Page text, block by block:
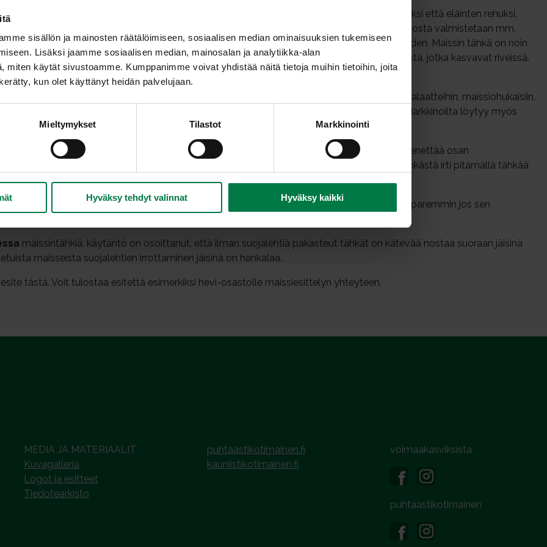
sisällön ja mainosten räätälöimiseen, sosiaalisen median ominaisuuksien tukemiseen
Lisäksi jaamme sosiaalisen median, mainosalan ja analytiikka-alan
miten käytät sivustoamme. Kumppanimme voivat yhdistää näitä tietoja muihin tietoihin, joita
kun olet käyttänyt heidän palvelujaan.
Mieltymykset Tilastot Markkinointi
Hyväksy tehdyt valinnat Hyväksy kaikki
Maissi on Meksikosta kotoisin oleva viljakasvi. Sitä viljellään sekä ihmisten ravinnoksi että eläinten rehuksi.
Maissi on maailman tärkeimpiä viljakasveja, se on tärkeä teollisuuden raaka-aine, josta valmistetaan mm.
öljyä, tärkkelystä ja jauhoja. Maissi vaatii pitkän lämpimän ja aurinkoisen kasvukauden. Maissin tähkä on noin
20 senttiä pitkä, kiinteä, tasainen ja mehevä. Tähkät koostuvat keltaisista siemenistä, jotka kasvavat riveissä.
Uloimpana kasvavat vihreät suojuslehdet.
Maissin jyvät syödään raakana tai kypsennettyinä. Tuoreet maissinjyvät sopivat salaatteihin, maissiohukaisiin,
keittoihin ja patoihin. Kokonaiset tähkät voi kypsentää vedessä keittäen, uunissa tai grillata. Markkinoilta löytyy myös
voi käyttää tavallisen maissin tavoin.
sokeria, joka säilytettäessä muuttuu nopeasti tärkkelykseksi. Prosessissa maissi menettää osan
ja muuttuu jauhomaiseksi. Siksi maissi säilyy vain hyvin lyhyen aikaa. Jyvät saadaan tähkästä irti pitämällä tähkää
vasten ja leikkaamalla teävällä veitsellä ylhäältä alaspäin.
kylmässä +2 – +5 asteessa ja käyttää ruuaksi niin pian kuin mahdollista. Maissi säilyy paremmin jos sen
maissintähkiä, käytäntö on osoittanut, että ilman suojalehtiä pakasteut tähkät on kätevää nostaa suoraan jäisinä
maisseista suojalehtien irrottaminen jäisinä on hankalaa.
tästä. Voit tulostaa esitettä esimerkiksi hevi-osastolle maissiesittelyn yhteyteen.
MEDIA JA MATERIAALIT
Kuvagalleria
Logot ja esitteet
Tiedotearkisto
puhtaastikotimainen.fi
kauniistikotimainen.fi
voimaakasviksista
puhtaastikotimainen